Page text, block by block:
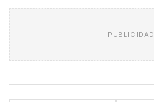
PUBLICIDAD